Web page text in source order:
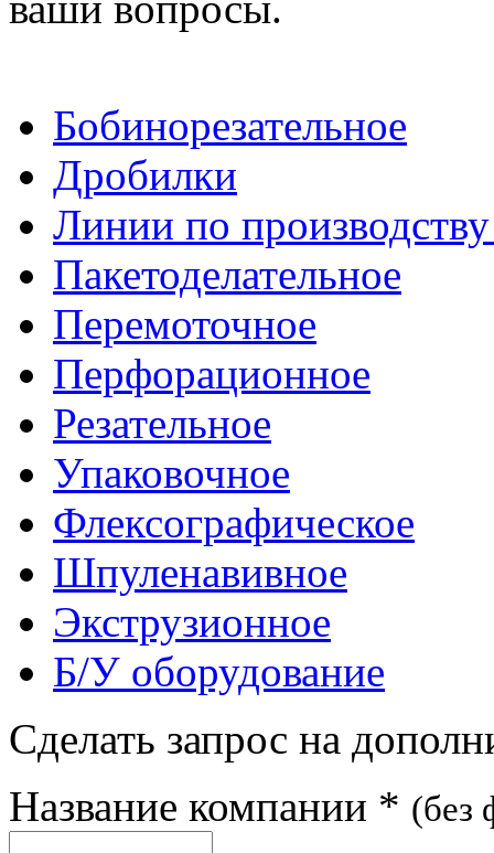
Бобинорезательное
Дробилки
Линии по
Пакетоделательное
Перемоточное
Перфорационное
Резательное
Упаковочное
Флексографическое
Шпуленавивное
Экструзионное
Б/У оборудование
Сделать запрос на
Название компании * (без